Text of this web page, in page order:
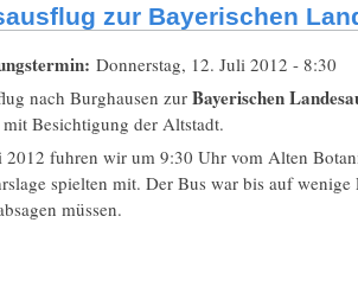
zur Bayerischen
Donnerstag, 12. Juli 2012 - 8:30
nach Burghausen zur Bayerischen
mit Besichtigung der Altstadt.
fuhren wir um 9:30 Uhr vom Alten
spielten mit. Der Bus war bis auf
müssen.